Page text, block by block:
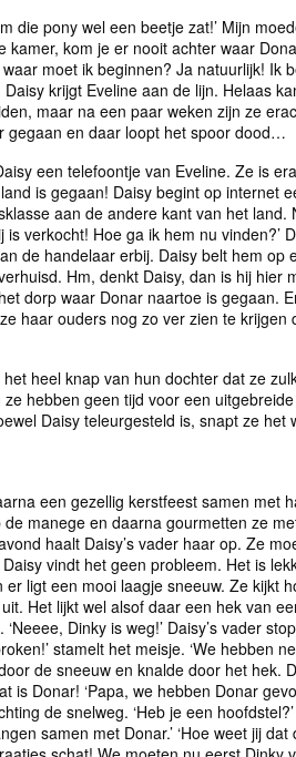
die pony wel een beetje zat!’ Mijn
kamer, kom je er nooit achter waar
moet ik beginnen? Ja natuurlijk! Ik
krijgt Eveline aan de lijn. Helaas
maar na een paar weken zijn ze
gegaan en daar loopt het spoor dood…
een telefoontje van Eveline. Ze is
is gegaan! Daisy begint op internet
aan de andere kant van het
verkocht! Hoe ga ik hem nu vinden?’
de handelaar erbij. Daisy belt hem
Hm, denkt Daisy, dan is hij hier
dorp waar Donar naartoe is gegaan.
haar ouders nog zo ver zien te
heel knap van hun dochter dat ze
hebben geen tijd voor een
Daisy teleurgesteld is, snapt ze
een gezellig kerstfeest samen met
manege en daarna gourmetten ze
haalt Daisy’s vader haar op. Ze
Daisy vindt het geen probleem. Het is
ligt een mooi laagje sneeuw. Ze kijkt
uit. Het lijkt wel alsof daar een hek van
Dinky is weg!’ Daisy’s vader
stamelt het meisje. ‘We hebben
de sneeuw en knalde door het hek.
is Donar! ‘Papa, we hebben Donar
de snelweg. ‘Heb je een
samen met Donar.’ ‘Hoe weet jij